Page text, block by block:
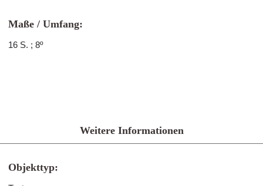
Maße / Umfang:
16 S. ; 8º
Weitere Informationen
Objekttyp: